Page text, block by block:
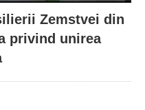
Zemstvei din
privind unirea